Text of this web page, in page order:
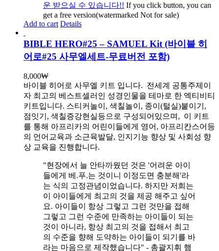
운 받으실 수 있습니다!! If you click button, you can
get a free version(watermarked Not for sale)
Add to cart Details
BIBLE HERO#25 – SAMUEL Kit (바이블 히
어로#25 사무엘세트-무료버전 포함)
8,000₩
바이블 히어로 사무엘 키트 입니다. 전세계 공통주제이
자 최고의 베스트셀러인 성경인물을 테마로 한 엑티비티
키트입니다. 스티커놀이, 색칠놀이, 종이(털실)붙이기,
점잇기, 색칠증강현실등으로 구성되어있으며, 이 키트
를 통해 아프리카의 어린이들에게 영어, 아프리칸스어등
의 언어교육과 소근육발달, 인지기능 향상 및 사회성 향
상 교육을 진행합니다.
"현장에서 늘 안타까웠던 것은 '어려운 아이
들에게 베.푸.는 것이니 이정도면 충분해'라
는 식의 고정관념이었습니다. 하지만 저희는
이 아이들에게 최고의 것을 제공 해주고 싶어
요. 아이들이 항상 그렇고 그런 것만을 접해
그렇고 그런 수준에 만족하는 아이들이 되는
것이 아니라, 항상 최고의 것을 접해서 최고
의 수준을 향해 도약하는 아이들이 되기를 바
라는 마음으로 제작했습니다" - 총괄지휘 햄